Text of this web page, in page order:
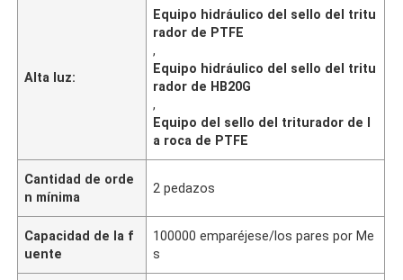
Alta luz:
Equipo hidráulico del sello del tritu
rador de PTFE
,
Equipo hidráulico del sello del tritu
rador de HB20G
,
Equipo del sello del triturador de l
a roca de PTFE
Cantidad de orde
n mínima
2 pedazos
Capacidad de la f
uente
100000 emparéjese/los pares por Me
s